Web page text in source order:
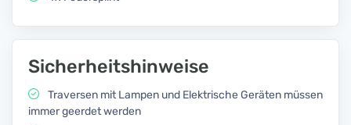
Sicherheitshinweise
Traversen mit Lampen und Elektrische Geräten müssen
immer geerdet werden